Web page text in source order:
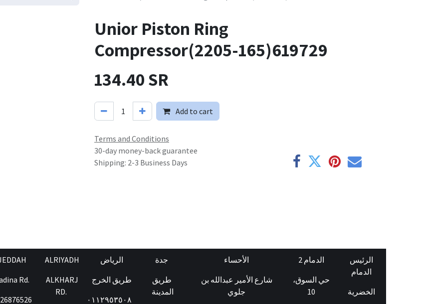
Unior Piston Ring
Compressor(2205-165)619729
134.40SR
Add to cart
Terms and Conditions
30-day money-back guarantee
Shipping: 2-3 Business Days
الرئيس
الدمام
الخضرية
الدمام 2
حي السوق،
10
الأحساء
شارع الأمير عبدالله بن
جلوي
جدة
طريق
المدينة
الرياض
طريق الخرج
٠١١٢٩٥٣٥٠٨
ALRIYADH
ALKHARJ
RD.
Rd.